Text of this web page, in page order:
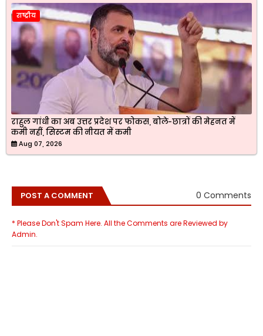
राष्ट्रीय
राहुल गांधी का अब उत्तर प्रदेश पर फोकस, बोले-छात्रों की मेहनत में
कमी नहीं, सिस्टम की नीयत में कमी
Aug 07, 2026
POST A COMMENT 0 Comments
* Please Don't Spam Here. All the Comments are Reviewed by
Admin.